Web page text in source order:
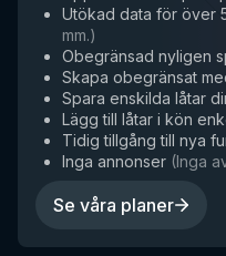
Utökad data för över
mm.)
Obegränsad nyligen
Skapa obegränsat
Spara enskilda låtar
Lägg till låtar i kön
Tidig tillgång till nya
Inga annonser (Inga
Se våra planer